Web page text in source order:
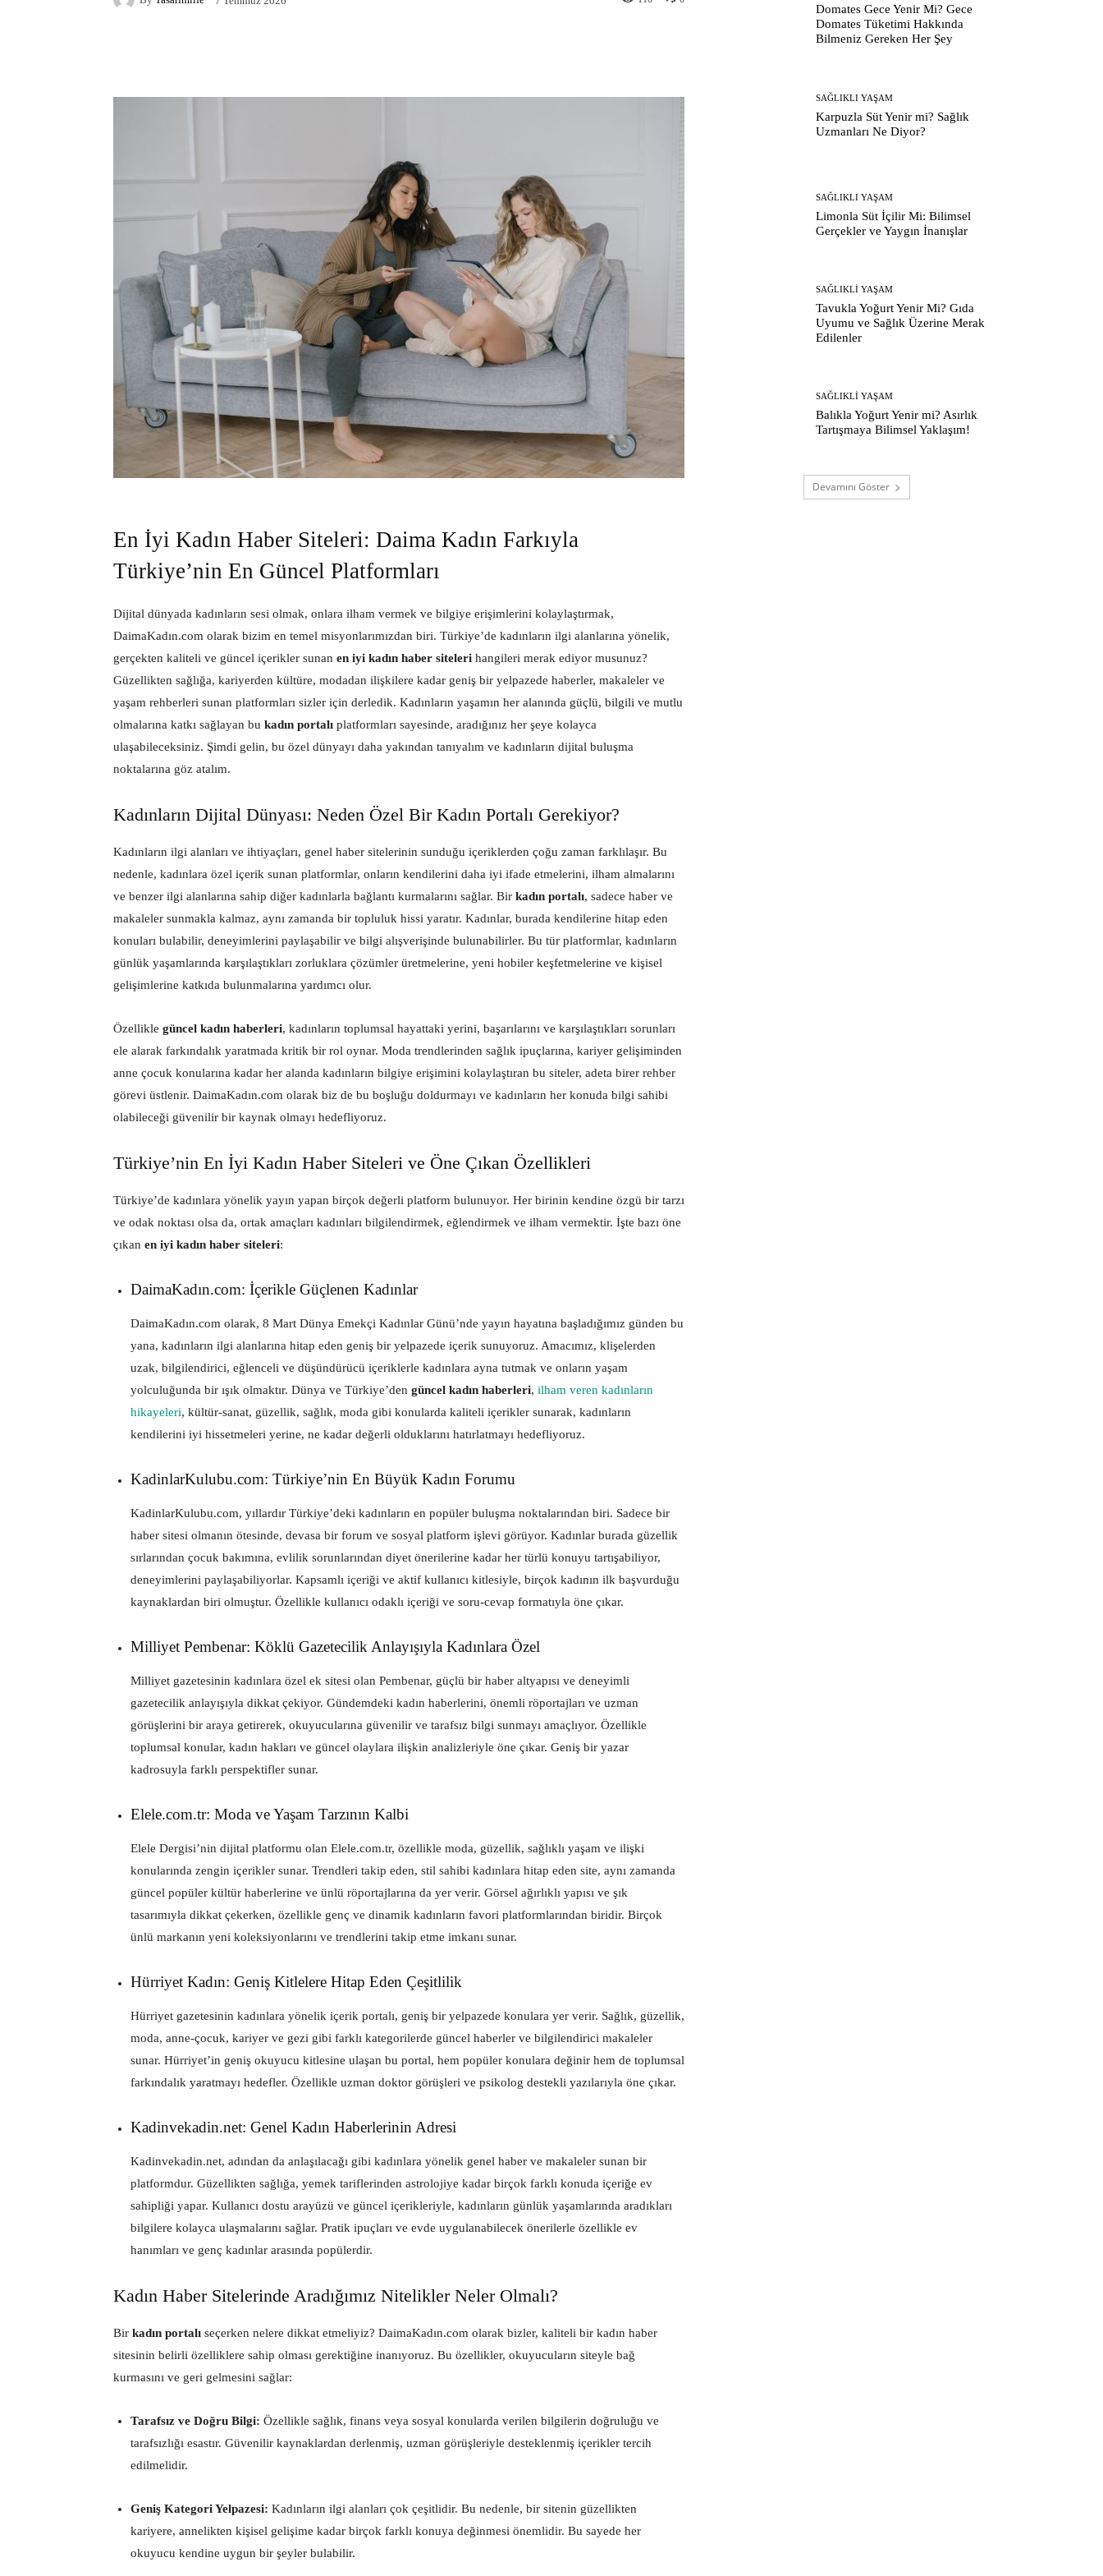
En İyi Kadın Haber Siteleri: Daima Kadın Farkıyla
Türkiye’nin En Güncel Platformları
Dijital dünyada kadınların sesi olmak, onlara ilham vermek ve bilgiye erişimlerini kolaylaştırmak,
DaimaKadın.com olarak bizim en temel misyonlarımızdan biri. Türkiye’de kadınların ilgi alanlarına yönelik,
gerçekten kaliteli ve güncel içerikler sunan en iyi kadın haber siteleri hangileri merak ediyor musunuz?
Güzellikten sağlığa, kariyerden kültüre, modadan ilişkilere kadar geniş bir yelpazede haberler, makaleler ve
yaşam rehberleri sunan platformları sizler için derledik. Kadınların yaşamın her alanında güçlü, bilgili ve mutlu
olmalarına katkı sağlayan bu kadın portalı platformları sayesinde, aradığınız her şeye kolayca
ulaşabileceksiniz. Şimdi gelin, bu özel dünyayı daha yakından tanıyalım ve kadınların dijital buluşma
noktalarına göz atalım.
Kadınların Dijital Dünyası: Neden Özel Bir Kadın Portalı Gerekiyor?
Kadınların ilgi alanları ve ihtiyaçları, genel haber sitelerinin sunduğu içeriklerden çoğu zaman farklılaşır. Bu
nedenle, kadınlara özel içerik sunan platformlar, onların kendilerini daha iyi ifade etmelerini, ilham almalarını
ve benzer ilgi alanlarına sahip diğer kadınlarla bağlantı kurmalarını sağlar. Bir kadın portalı, sadece haber ve
makaleler sunmakla kalmaz, aynı zamanda bir topluluk hissi yaratır. Kadınlar, burada kendilerine hitap eden
konuları bulabilir, deneyimlerini paylaşabilir ve bilgi alışverişinde bulunabilirler. Bu tür platformlar, kadınların
günlük yaşamlarında karşılaştıkları zorluklara çözümler üretmelerine, yeni hobiler keşfetmelerine ve kişisel
gelişimlerine katkıda bulunmalarına yardımcı olur.
Özellikle güncel kadın haberleri, kadınların toplumsal hayattaki yerini, başarılarını ve karşılaştıkları sorunları
ele alarak farkındalık yaratmada kritik bir rol oynar. Moda trendlerinden sağlık ipuçlarına, kariyer gelişiminden
anne çocuk konularına kadar her alanda kadınların bilgiye erişimini kolaylaştıran bu siteler, adeta birer rehber
görevi üstlenir. DaimaKadın.com olarak biz de bu boşluğu doldurmayı ve kadınların her konuda bilgi sahibi
olabileceği güvenilir bir kaynak olmayı hedefliyoruz.
Türkiye’nin En İyi Kadın Haber Siteleri ve Öne Çıkan Özellikleri
Türkiye’de kadınlara yönelik yayın yapan birçok değerli platform bulunuyor. Her birinin kendine özgü bir tarzı
ve odak noktası olsa da, ortak amaçları kadınları bilgilendirmek, eğlendirmek ve ilham vermektir. İşte bazı öne
çıkan en iyi kadın haber siteleri:
DaimaKadın.com: İçerikle Güçlenen Kadınlar
DaimaKadın.com olarak, 8 Mart Dünya Emekçi Kadınlar Günü’nde yayın hayatına başladığımız günden bu
yana, kadınların ilgi alanlarına hitap eden geniş bir yelpazede içerik sunuyoruz. Amacımız, klişelerden
uzak, bilgilendirici, eğlenceli ve düşündürücü içeriklerle kadınlara ayna tutmak ve onların yaşam
yolculuğunda bir ışık olmaktır. Dünya ve Türkiye’den güncel kadın haberleri, ilham veren kadınların
hikayeleri, kültür-sanat, güzellik, sağlık, moda gibi konularda kaliteli içerikler sunarak, kadınların
kendilerini iyi hissetmeleri yerine, ne kadar değerli olduklarını hatırlatmayı hedefliyoruz.
KadinlarKulubu.com: Türkiye’nin En Büyük Kadın Forumu
KadinlarKulubu.com, yıllardır Türkiye’deki kadınların en popüler buluşma noktalarından biri. Sadece bir
haber sitesi olmanın ötesinde, devasa bir forum ve sosyal platform işlevi görüyor. Kadınlar burada güzellik
sırlarından çocuk bakımına, evlilik sorunlarından diyet önerilerine kadar her türlü konuyu tartışabiliyor,
deneyimlerini paylaşabiliyorlar. Kapsamlı içeriği ve aktif kullanıcı kitlesiyle, birçok kadının ilk başvurduğu
kaynaklardan biri olmuştur. Özellikle kullanıcı odaklı içeriği ve soru-cevap formatıyla öne çıkar.
Milliyet Pembenar: Köklü Gazetecilik Anlayışıyla Kadınlara Özel
Milliyet gazetesinin kadınlara özel ek sitesi olan Pembenar, güçlü bir haber altyapısı ve deneyimli
gazetecilik anlayışıyla dikkat çekiyor. Gündemdeki kadın haberlerini, önemli röportajları ve uzman
görüşlerini bir araya getirerek, okuyucularına güvenilir ve tarafsız bilgi sunmayı amaçlıyor. Özellikle
toplumsal konular, kadın hakları ve güncel olaylara ilişkin analizleriyle öne çıkar. Geniş bir yazar
kadrosuyla farklı perspektifler sunar.
Elele.com.tr: Moda ve Yaşam Tarzının Kalbi
Elele Dergisi’nin dijital platformu olan Elele.com.tr, özellikle moda, güzellik, sağlıklı yaşam ve ilişki
konularında zengin içerikler sunar. Trendleri takip eden, stil sahibi kadınlara hitap eden site, aynı zamanda
güncel popüler kültür haberlerine ve ünlü röportajlarına da yer verir. Görsel ağırlıklı yapısı ve şık
tasarımıyla dikkat çekerken, özellikle genç ve dinamik kadınların favori platformlarından biridir. Birçok
ünlü markanın yeni koleksiyonlarını ve trendlerini takip etme imkanı sunar.
Hürriyet Kadın: Geniş Kitlelere Hitap Eden Çeşitlilik
Hürriyet gazetesinin kadınlara yönelik içerik portalı, geniş bir yelpazede konulara yer verir. Sağlık, güzellik,
moda, anne-çocuk, kariyer ve gezi gibi farklı kategorilerde güncel haberler ve bilgilendirici makaleler
sunar. Hürriyet’in geniş okuyucu kitlesine ulaşan bu portal, hem popüler konulara değinir hem de toplumsal
farkındalık yaratmayı hedefler. Özellikle uzman doktor görüşleri ve psikolog destekli yazılarıyla öne çıkar.
Kadinvekadin.net: Genel Kadın Haberlerinin Adresi
Kadinvekadin.net, adından da anlaşılacağı gibi kadınlara yönelik genel haber ve makaleler sunan bir
platformdur. Güzellikten sağlığa, yemek tariflerinden astrolojiye kadar birçok farklı konuda içeriğe ev
sahipliği yapar. Kullanıcı dostu arayüzü ve güncel içerikleriyle, kadınların günlük yaşamlarında aradıkları
bilgilere kolayca ulaşmalarını sağlar. Pratik ipuçları ve evde uygulanabilecek önerilerle özellikle ev
hanımları ve genç kadınlar arasında popülerdir.
Kadın Haber Sitelerinde Aradığımız Nitelikler Neler Olmalı?
Bir kadın portalı seçerken nelere dikkat etmeliyiz? DaimaKadın.com olarak bizler, kaliteli bir kadın haber
sitesinin belirli özelliklere sahip olması gerektiğine inanıyoruz. Bu özellikler, okuyucuların siteyle bağ
kurmasını ve geri gelmesini sağlar:
Tarafsız ve Doğru Bilgi: Özellikle sağlık, finans veya sosyal konularda verilen bilgilerin doğruluğu ve
tarafsızlığı esastır. Güvenilir kaynaklardan derlenmiş, uzman görüşleriyle desteklenmiş içerikler tercih
edilmelidir.
Geniş Kategori Yelpazesi: Kadınların ilgi alanları çok çeşitlidir. Bu nedenle, bir sitenin güzellikten
kariyere, annelikten kişisel gelişime kadar birçok farklı konuya değinmesi önemlidir. Bu sayede her
okuyucu kendine uygun bir şeyler bulabilir.
Domates Gece Yenir Mi? Gece
Domates Tüketimi Hakkında
Bilmeniz Gereken Her Şey
SAĞLIKLI YAŞAM
Karpuzla Süt Yenir mi? Sağlık
Uzmanları Ne Diyor?
SAĞLIKLI YAŞAM
Limonla Süt İçilir Mi: Bilimsel
Gerçekler ve Yaygın İnanışlar
SAĞLIKLI YAŞAM
Tavukla Yoğurt Yenir Mi? Gıda
Uyumu ve Sağlık Üzerine Merak
Edilenler
SAĞLIKLI YAŞAM
Balıkla Yoğurt Yenir mi? Asırlık
Tartışmaya Bilimsel Yaklaşım!
Devamını Göster